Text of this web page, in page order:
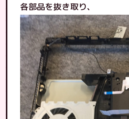
各部品を抜き取り、